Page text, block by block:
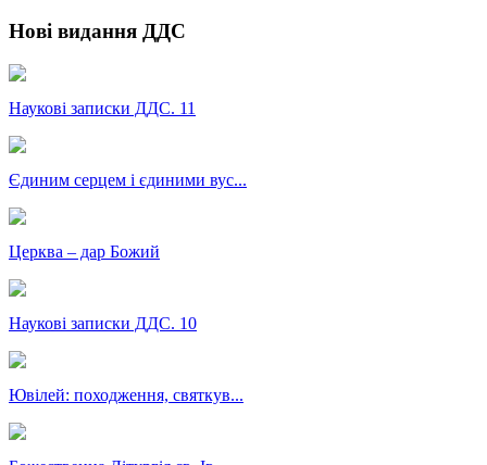
Нові видання ДДС
Наукові записки ДДС. 11
Єдиним серцем і єдиними вус...
Церква – дар Божий
Наукові записки ДДС. 10
Ювілей: походження, святкув...